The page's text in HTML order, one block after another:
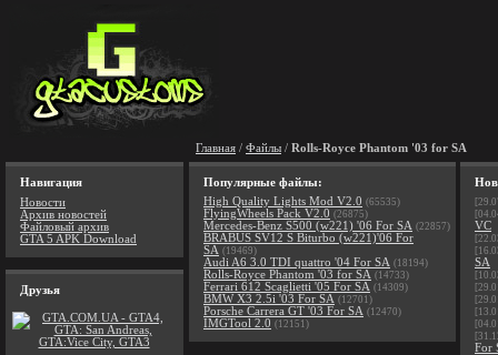
Главная / Файлы / Rolls-Royce Phantom '03 for SA
Навигация
Новости
Архив новостей
Файловый архив
GTA 5 APK Download
Друзья
Популярные файлы:
High Quality Lights Mod V2.0 (65535)
FlyingWheels Pack V2.0 (26875)
Mercedes-Benz S500 (w221) '06 For SA (22857)
BRABUS SV12 S Biturbo (w221)'06 For
SA (19469)
Audi A6 3.0 TDI quattro '04 For SA (18194)
Rolls-Royce Phantom '03 for SA (14733)
Ferrari 612 Scaglietti '05 For SA (14309)
BMW X3 2.5i '03 For SA (12701)
Porsche Carrera GT '03 For SA (12470)
IMGTool 2.0 (12151)
VC
SA
For